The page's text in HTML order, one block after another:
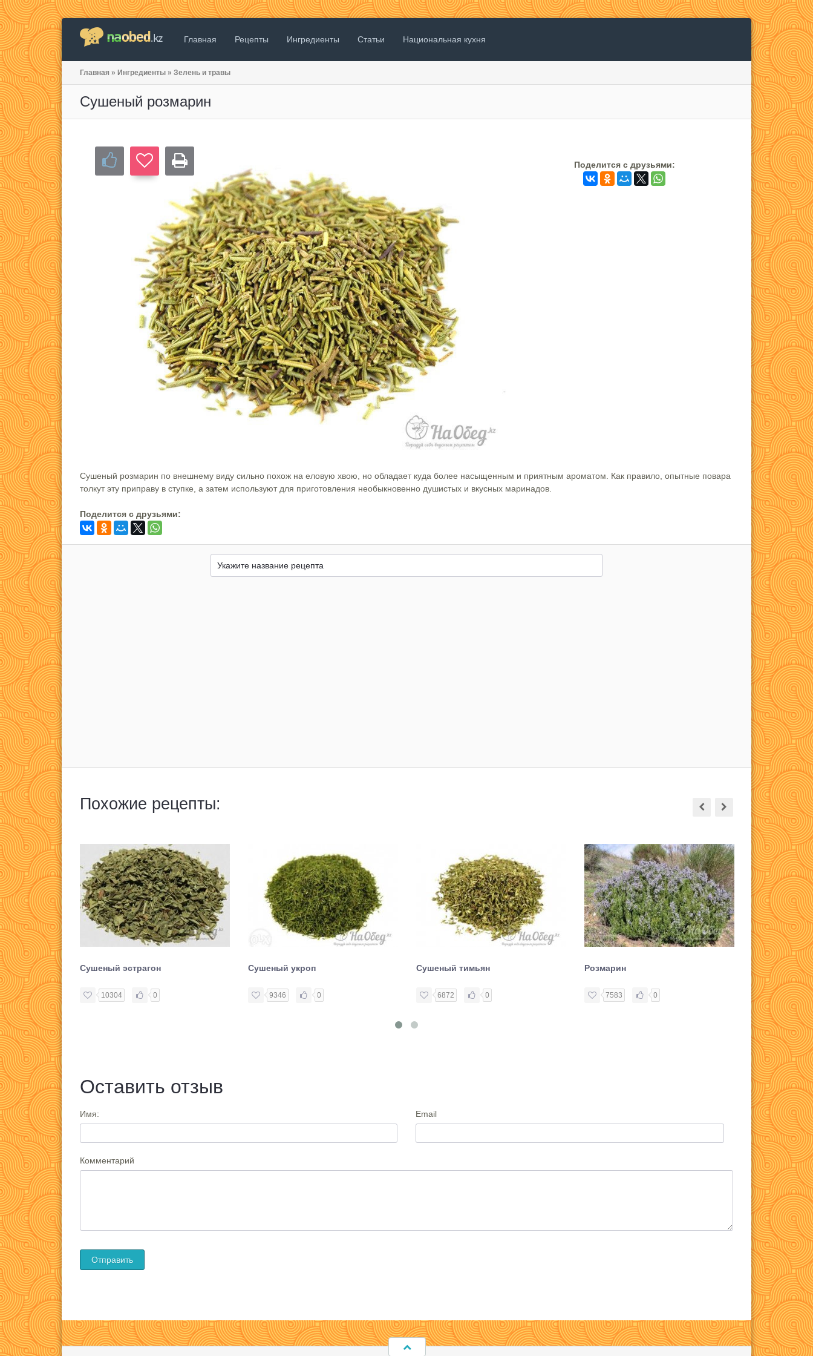
Главная Рецепты Ингредиенты Статьи Национальная кухня
Главная » Ингредиенты » Зелень и травы
Сушеный розмарин
Поделится c друзьями:
Сушеный розмарин по внешнему виду сильно похож на еловую хвою, но обладает куда более насыщенным и приятным ароматом. Как правило, опытные повара
толкут эту приправу в ступке, а затем используют для приготовления необыкновенно душистых и вкусных маринадов.
Поделится c друзьями:
Похожие рецепты:
Сушеный эстрагон
10304 0
Сушеный укроп
9346 0
Сушеный тимьян
6872 0
Розмарин
7583 0
Орегано
8139
Оставить отзыв
Имя: Email
Комментарий